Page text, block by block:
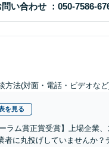
い合わせ
方法(対面・電話・ビデオな
を見る
ラム賞正賞受賞】上場企業
者に丸投げしていませんか